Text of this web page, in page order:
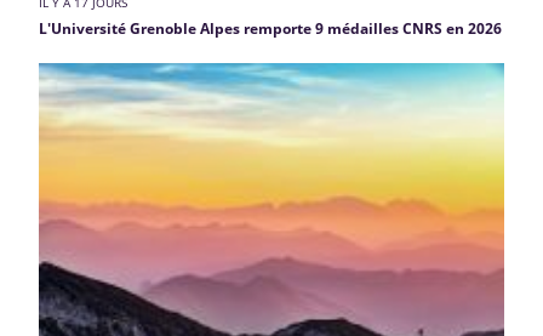
L'Université Grenoble Alpes remporte 9 médailles CNRS en 2026